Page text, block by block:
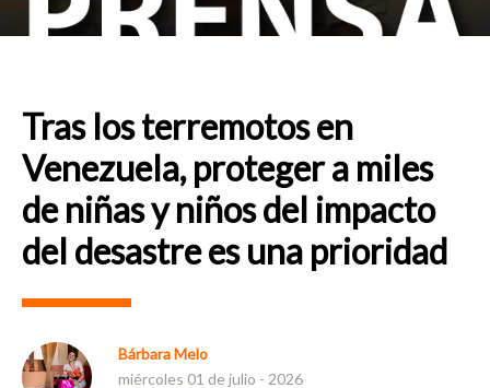
Tras los terremotos en
Venezuela, proteger a miles
de niñas y niños del impacto
del desastre es una prioridad
Bárbara Melo
miércoles 01 de julio - 2026